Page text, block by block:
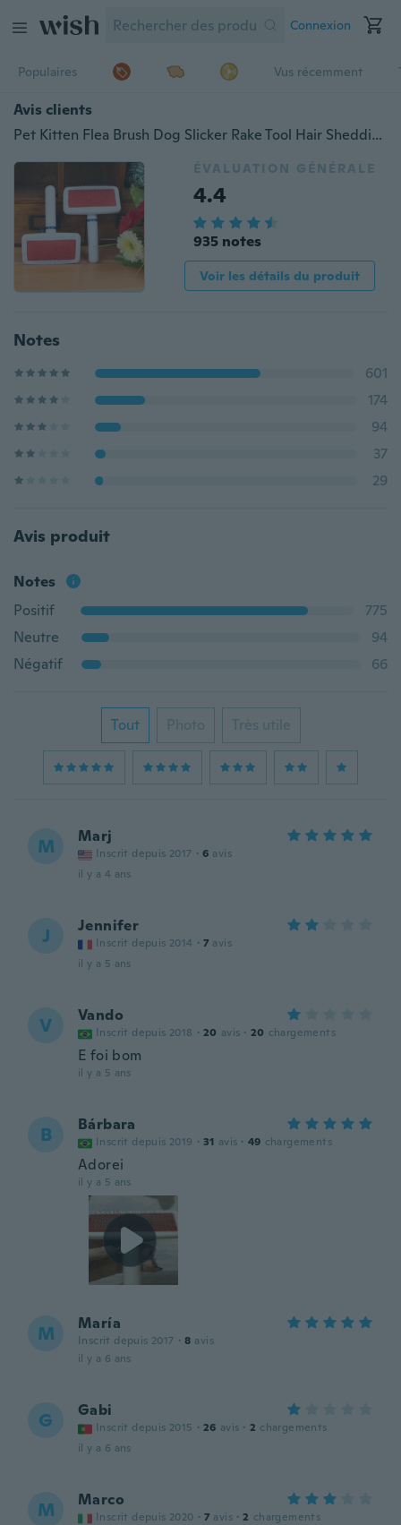
Connexion
Populaires Vus récemment
Avis clients
Pet Kitten Flea Brush Dog Slicker Rake Tool Hair Shedding Toilettage Trimmer Comb Cleaning Gilling Fur Fur Comb
ÉVALUATION GÉNÉRALE
4.4
935 notes
Voir les détails du produit
Notes
601
174
94
37
29
Avis produit
Notes
Positif
775
Neutre
94
Négatif
66
Tout Photo Très utile
M Marj
Inscrit depuis 2017 · 6 avis
il y a 4 ans
J Jennifer
Inscrit depuis 2014 · 7 avis
il y a 5 ans
V Vando
Inscrit depuis 2018 · 20 avis · 20 chargements
E foi bom
il y a 5 ans
B Bárbara
Inscrit depuis 2019 · 31 avis · 49 chargements
Adorei
il y a 5 ans
M María
Inscrit depuis 2017 · 8 avis
il y a 6 ans
G Gabi
Inscrit depuis 2015 · 26 avis · 2 chargements
il y a 6 ans
M Marco
Inscrit depuis 2020 · 7 avis · 2 chargements